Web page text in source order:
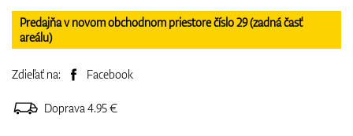
Predajňa v novom obchodnom priestore číslo 29 (zadná časť
areálu)
Zdieľať na: Facebook
Doprava 4.95 €